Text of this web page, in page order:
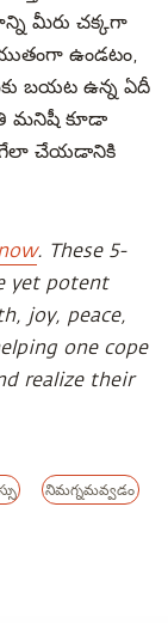
మీరు చక్కగా
ఉండటం,
బయట ఉన్న ఏదీ
మనిషీ కూడా
చేయడానికి
. These 5-
yet potent
joy, peace,
one cope
realize their
నిమగ్నమవ్వడం